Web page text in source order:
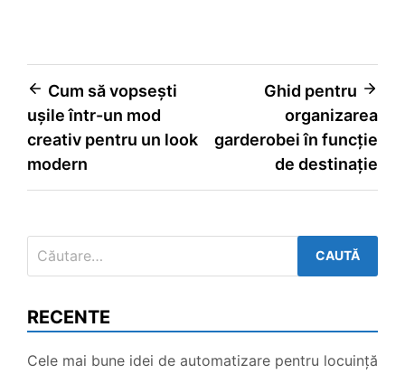
Navigare
în
articole
Cum să vopsești
ușile într-un mod
creativ pentru un look
modern
Ghid pentru
organizarea
garderobei în funcție
de destinație
după:
RECENTE
Cele mai bune idei de automatizare pentru locuință